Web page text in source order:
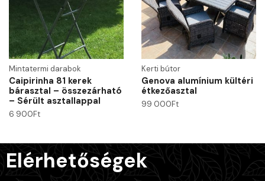
Mintatermi darabok
Caipirinha 81 kerek
bárasztal – összezárható
– Sérült asztallappal
6 900Ft
Kerti bútor
Genova alumínium kültéri
étkezőasztal
99 000Ft
Elérhetőségek